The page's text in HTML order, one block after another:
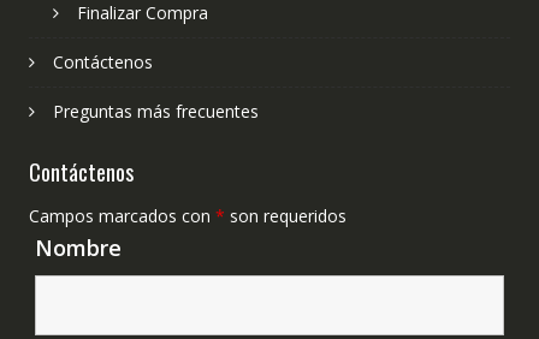
Finalizar Compra
Contáctenos
Preguntas más frecuentes
Contáctenos
Campos marcados con * son requeridos
Nombre